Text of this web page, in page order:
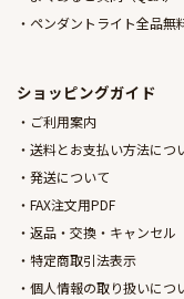
ペンダントライト全品無
ショッピングガイド
ご利用案内
送料とお支払い方法につ
発送について
FAX注文用PDF
返品・交換・キャンセル
特定商取引法表示
個人情報の取り扱いにつ